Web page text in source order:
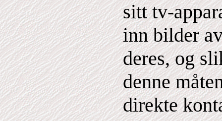
sitt tv-
inn bilder
deres, og
denne
direkte